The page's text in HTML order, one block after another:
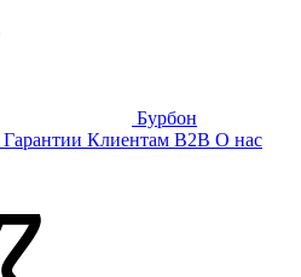
Бурбон
Гарантии Клиентам B2B О нас